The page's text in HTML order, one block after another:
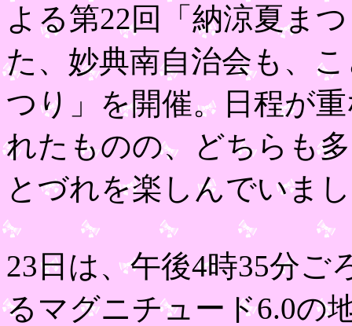
よる第22回「納涼夏ま
た、妙典南自治会も、
つり」を開催。日程が
れたものの、どちらも
とづれを楽しんでいま
23日は、午後4時35分ご
るマグニチュード6.0の